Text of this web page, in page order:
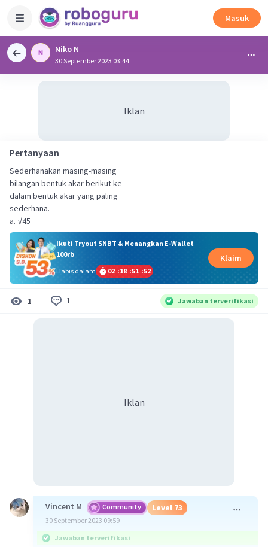
Masuk
Niko N
30 September 2023 03:44
Iklan
Pertanyaan
Sederhanakan masing-masing
bilangan bentuk akar berikut ke
dalam bentuk akar yang paling
sederhana.
a. √45
Ikuti Tryout SNBT & Menangkan E-Wallet
100rb
Habis dalam
02 :18 :51 :52
Klaim
1 1 Jawaban terverifikasi
Iklan
Vincent M Community Level 73
30 September 2023 09:59
Jawaban terverifikasi